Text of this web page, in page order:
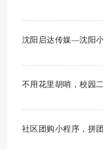
社区团购小程序，拼